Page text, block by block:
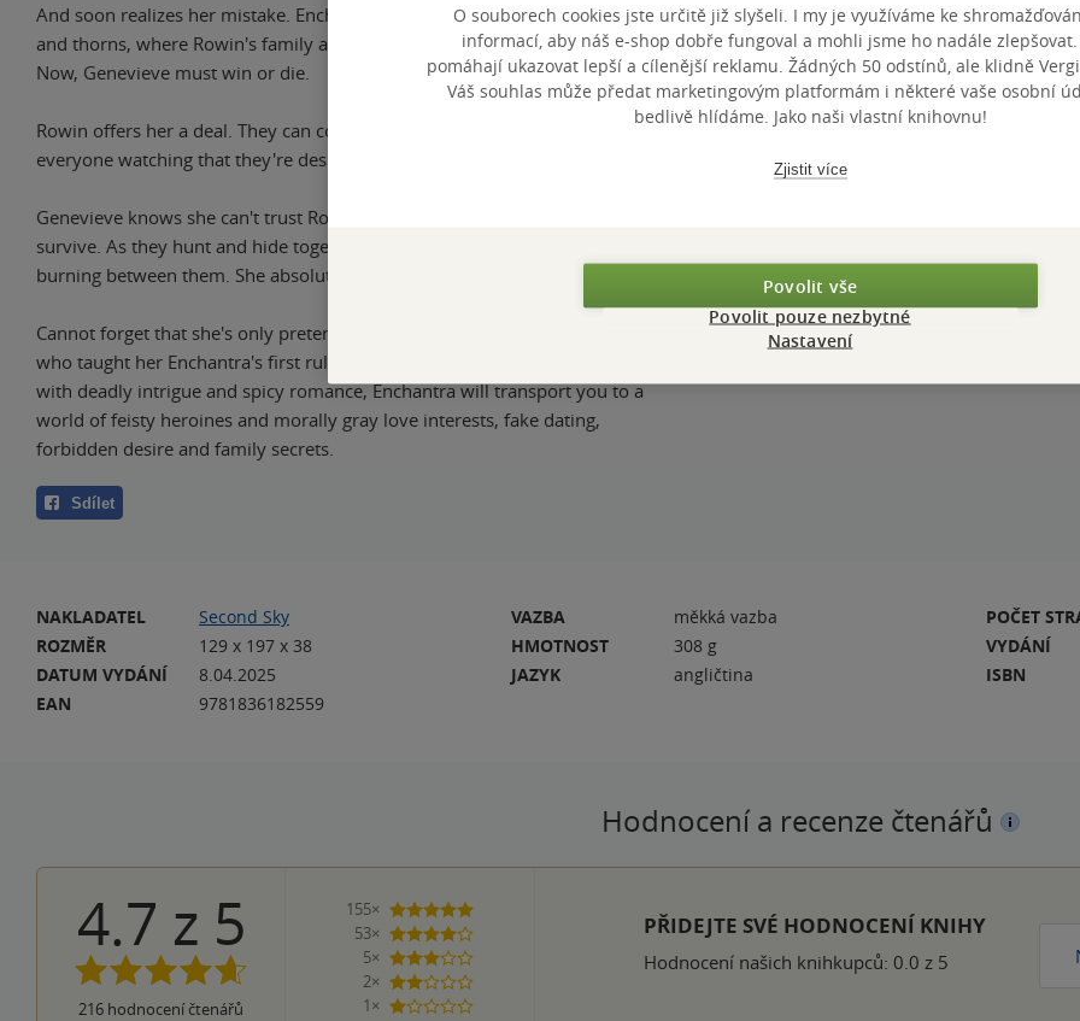
And soon realizes her mistake. Enchantra is a twisted labyrinth of marble
and thorns, where Rowin's family are trapped forever in a deadly game.
Now, Genevieve must win or die.
Rowin offers her a deal. They can compete together... if they convince
everyone watching that they're desperately in love.
Genevieve knows she can't trust Rowin, but she'll do whatever it takes to
survive. As they hunt and hide together, Genevieve tries to ignore the desire
burning between them. She absolutely cannot fall for this man.
Cannot forget that she's only pretending to be in love. After all, it was Rowin
who taught her Enchantra's first rule: Never, ever trust your heart. Packed
with deadly intrigue and spicy romance, Enchantra will transport you to a
world of feisty heroines and morally gray love interests, fake dating,
forbidden desire and family secrets.
Sdílet
Přidat
NAKLADATEL
Second Sky
ROZMĚR
129 x 197 x 38
DATUM VYDÁNÍ
8.04.2025
EAN
9781836182559
VAZBA
měkká vazba
HMOTNOST
308 g
JAZYK
angličtina
POČET
VYDÁNÍ
ISBN
Hodnocení a recenze čtenářů
4.7 z 5
216 hodnocení čtenářů
155×
5 hvězdiček
53×
4 hvězdičky
5×
3 hvězdičky
2×
2 hvězdičky
1×
1 hvezdička
PŘIDEJTE SVÉ HODNOCENÍ KNIHY
Hodnocení našich knihkupců: 0.0 z 5
O souborech cookies jste určitě již slyšeli. I my je využíváme ke
informací, aby náš e-shop dobře fungoval a mohli jsme ho nadále zlepšovat.
pomáhají ukazovat lepší a cílenější reklamu. Žádných 50 odstínů, ale klidně
Váš souhlas může předat marketingovým platformám i některé vaše osobní
bedlivě hlídáme. Jako naši vlastní knihovnu!
Zjistit více
Povolit vše
Povolit pouze nezbytné
Nastavení